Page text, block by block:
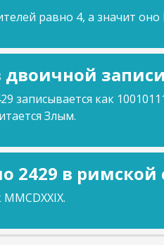
равно 4, а значит
записывается как
Злым.
2429 в